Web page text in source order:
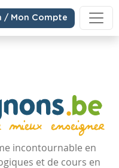
/ Mon Compte
incontournable en
et de cours en